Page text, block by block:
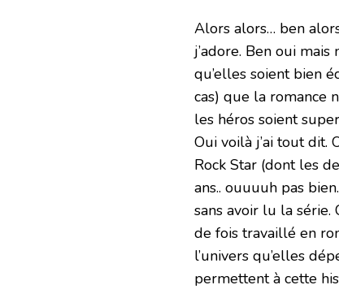
Alors alors… ben
j’adore. Ben oui
qu’elles soient bien
cas) que la romance
les héros soient
Oui voilà j’ai tout dit.
Rock Star (dont les
ans.. ouuuuh pas
sans avoir lu la série.
de fois travaillé en
l’univers qu’elles
permettent à cette